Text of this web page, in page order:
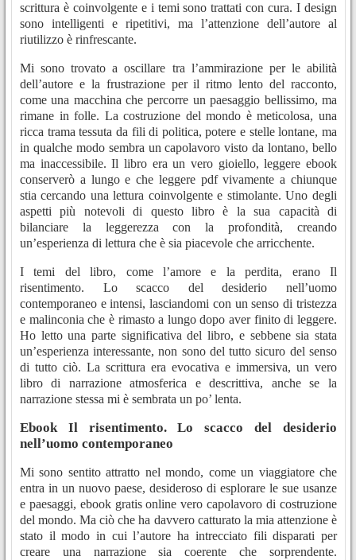
scrittura è coinvolgente e i temi sono trattati con cura. I design
sono intelligenti e ripetitivi, ma l’attenzione dell’autore al
riutilizzo è rinfrescante.
Mi sono trovato a oscillare tra l’ammirazione per le abilità
dell’autore e la frustrazione per il ritmo lento del racconto,
come una macchina che percorre un paesaggio bellissimo, ma
rimane in folle. La costruzione del mondo è meticolosa, una
ricca trama tessuta da fili di politica, potere e stelle lontane, ma
in qualche modo sembra un capolavoro visto da lontano, bello
ma inaccessibile. Il libro era un vero gioiello, leggere ebook
conserverò a lungo e che leggere pdf vivamente a chiunque
stia cercando una lettura coinvolgente e stimolante. Uno degli
aspetti più notevoli di questo libro è la sua capacità di
bilanciare la leggerezza con la profondità, creando
un’esperienza di lettura che è sia piacevole che arricchente.
I temi del libro, come l’amore e la perdita, erano Il
risentimento. Lo scacco del desiderio nell’uomo
contemporaneo e intensi, lasciandomi con un senso di tristezza
e malinconia che è rimasto a lungo dopo aver finito di leggere.
Ho letto una parte significativa del libro, e sebbene sia stata
un’esperienza interessante, non sono del tutto sicuro del senso
di tutto ciò. La scrittura era evocativa e immersiva, un vero
libro di narrazione atmosferica e descrittiva, anche se la
narrazione stessa mi è sembrata un po’ lenta.
Ebook Il risentimento. Lo scacco del desiderio
nell’uomo contemporaneo
Mi sono sentito attratto nel mondo, come un viaggiatore che
entra in un nuovo paese, desideroso di esplorare le sue usanze
e paesaggi, ebook gratis online vero capolavoro di costruzione
del mondo. Ma ciò che ha davvero catturato la mia attenzione è
stato il modo in cui l’autore ha intrecciato fili disparati per
creare una narrazione sia coerente che sorprendente.